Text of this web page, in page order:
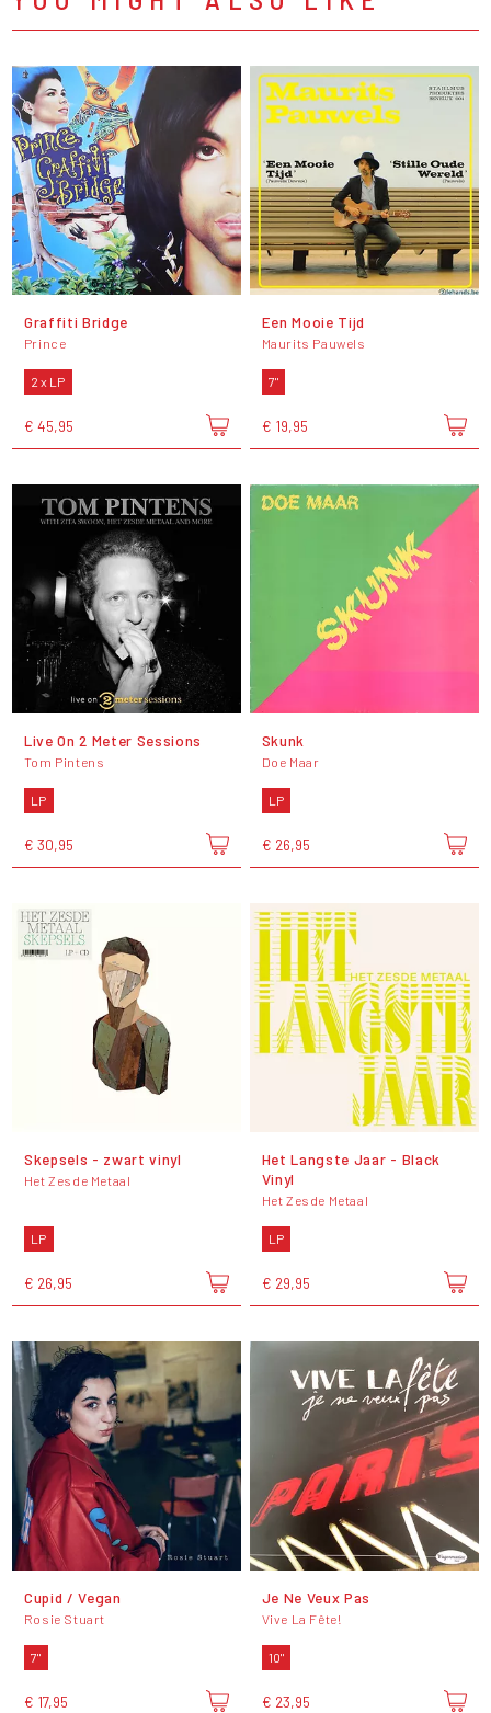
Graffiti Bridge
Prince
2 x LP
€ 45,95
Een Mooie Tijd
Maurits Pauwels
7"
€ 19,95
Live On 2 Meter Sessions
Tom Pintens
LP
€ 30,95
Skunk
Doe Maar
LP
€ 26,95
Skepsels - zwart vinyl
Het Zesde Metaal
LP
€ 26,95
Het Langste Jaar - Black
Vinyl
Het Zesde Metaal
LP
€ 29,95
Cupid / Vegan
Rosie Stuart
7"
€ 17,95
Je Ne Veux Pas
Vive La Fête!
10"
€ 23,95